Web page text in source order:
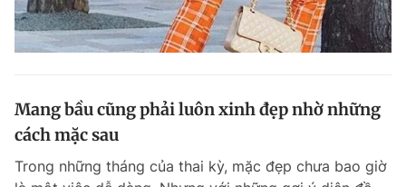
Mang bầu cũng phải luôn xinh đẹp nhờ những
cách mặc sau
Trong những tháng của thai kỳ, mặc đẹp chưa bao giờ